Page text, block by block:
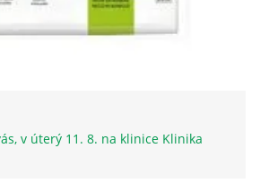
v úterý 11. 8. na klinice Klinika